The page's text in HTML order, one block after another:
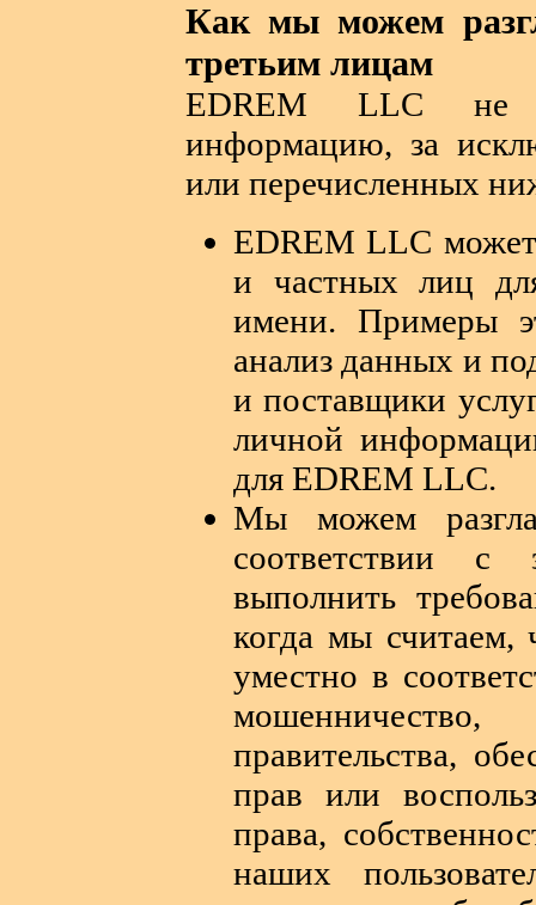
Как мы можем
третьим лицам
EDREM LLC не
информацию, за
или перечисленных
EDREM LLC может
и частных лиц
имени. Примеры
анализ данных и
и поставщики
личной
для EDREM LLC.
Мы можем
соответствии с
выполнить
когда мы считаем,
уместно в
правительства,
прав или
права,
наших